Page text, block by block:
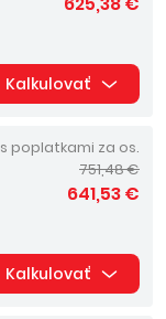
Kalkulovať
poplatkami za os.
751,48 €
641,53 €
Kalkulovať